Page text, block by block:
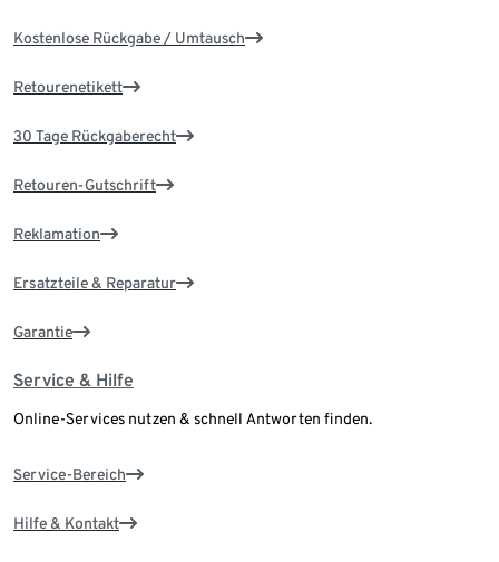
Kostenlose Rückgabe / Umtausch
Retourenetikett
30 Tage Rückgaberecht
Retouren-Gutschrift
Reklamation
Ersatzteile & Reparatur
Garantie
Service & Hilfe
Online-Services nutzen & schnell Antworten finden.
Service-Bereich
Hilfe & Kontakt